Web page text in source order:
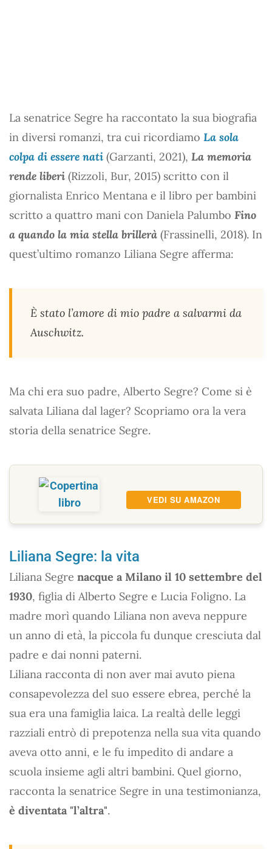
La senatrice Segre ha raccontato la sua biografia
in diversi romanzi, tra cui ricordiamo La sola
colpa di essere nati (Garzanti, 2021), La memoria
rende liberi (Rizzoli, Bur, 2015) scritto con il
giornalista Enrico Mentana e il libro per bambini
scritto a quattro mani con Daniela Palumbo Fino
a quando la mia stella brillerà (Frassinelli, 2018). In
quest’ultimo romanzo Liliana Segre afferma:
È stato l’amore di mio padre a salvarmi da
Auschwitz.
Ma chi era suo padre, Alberto Segre? Come si è
salvata Liliana dal lager? Scopriamo ora la vera
storia della senatrice Segre.
VEDI SU AMAZON
Liliana Segre: la vita
Liliana Segre nacque a Milano il 10 settembre del
1930, figlia di Alberto Segre e Lucia Foligno. La
madre morì quando Liliana non aveva neppure
un anno di età, la piccola fu dunque cresciuta dal
padre e dai nonni paterni.
Liliana racconta di non aver mai avuto piena
consapevolezza del suo essere ebrea, perché la
sua era una famiglia laica. La realtà delle leggi
razziali entrò di prepotenza nella sua vita quando
aveva otto anni, e le fu impedito di andare a
scuola insieme agli altri bambini. Quel giorno,
racconta la senatrice Segre in una testimonianza,
è diventata "l’altra".